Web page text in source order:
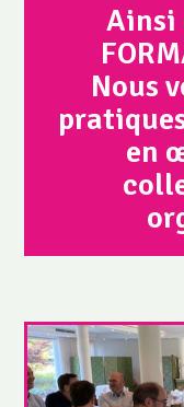
Ainsi
Nous
en